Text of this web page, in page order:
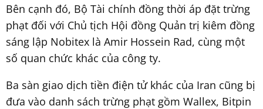
Bên cạnh đó, Bộ Tài chính đồng thời áp đặt trừng
phạt đối với Chủ tịch Hội đồng Quản trị kiêm đồng
sáng lập Nobitex là Amir Hossein Rad, cùng một
số quan chức khác của công ty.
Ba sàn giao dịch tiền điện tử khác của Iran cũng bị
đưa vào danh sách trừng phạt gồm Wallex, Bitpin